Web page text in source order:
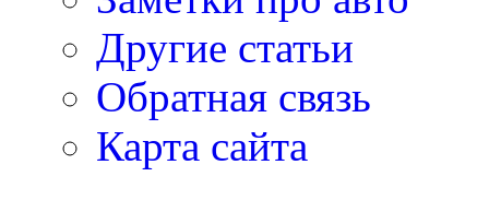
Другие статьи
Обратная связь
Карта сайта